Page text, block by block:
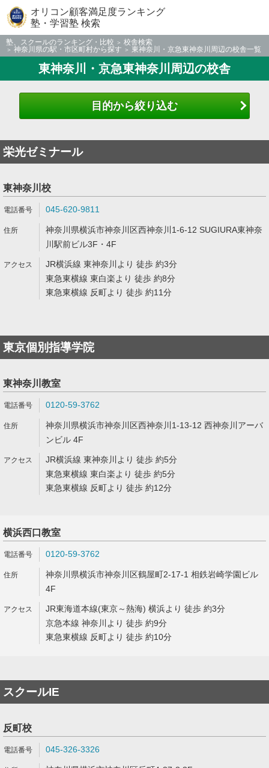
オリコン顧客満足度ランキング
塾・学習塾 検索
塾、スクールのランキング・比較
校舎検索
神奈川県の駅・市区町村から探す
東神奈川・京急東神奈川周辺の校舎一覧
東神奈川・京急東神奈川周辺の校舎
目的から絞り込む
栄光ゼミナール
東神奈川校
045-620-9811
神奈川県横浜市神奈川区西神奈川1-6-12 SUGIURA東神奈
川駅前ビル3F・4F
JR横浜線 東神奈川より 徒歩 約3分
東急東横線 東白楽より 徒歩 約8分
東急東横線 反町より 徒歩 約11分
東京個別指導学院
東神奈川教室
0120-59-3762
神奈川県横浜市神奈川区西神奈川1-13-12 西神奈川アーバ
ンビル 4F
JR横浜線 東神奈川より 徒歩 約5分
東急東横線 東白楽より 徒歩 約5分
東急東横線 反町より 徒歩 約12分
横浜西口教室
0120-59-3762
神奈川県横浜市神奈川区鶴屋町2-17-1 相鉄岩崎学園ビル
4F
JR東海道本線(東京～熱海) 横浜より 徒歩 約3分
京急本線 神奈川より 徒歩 約9分
東急東横線 反町より 徒歩 約10分
スクールIE
反町校
045-326-3326